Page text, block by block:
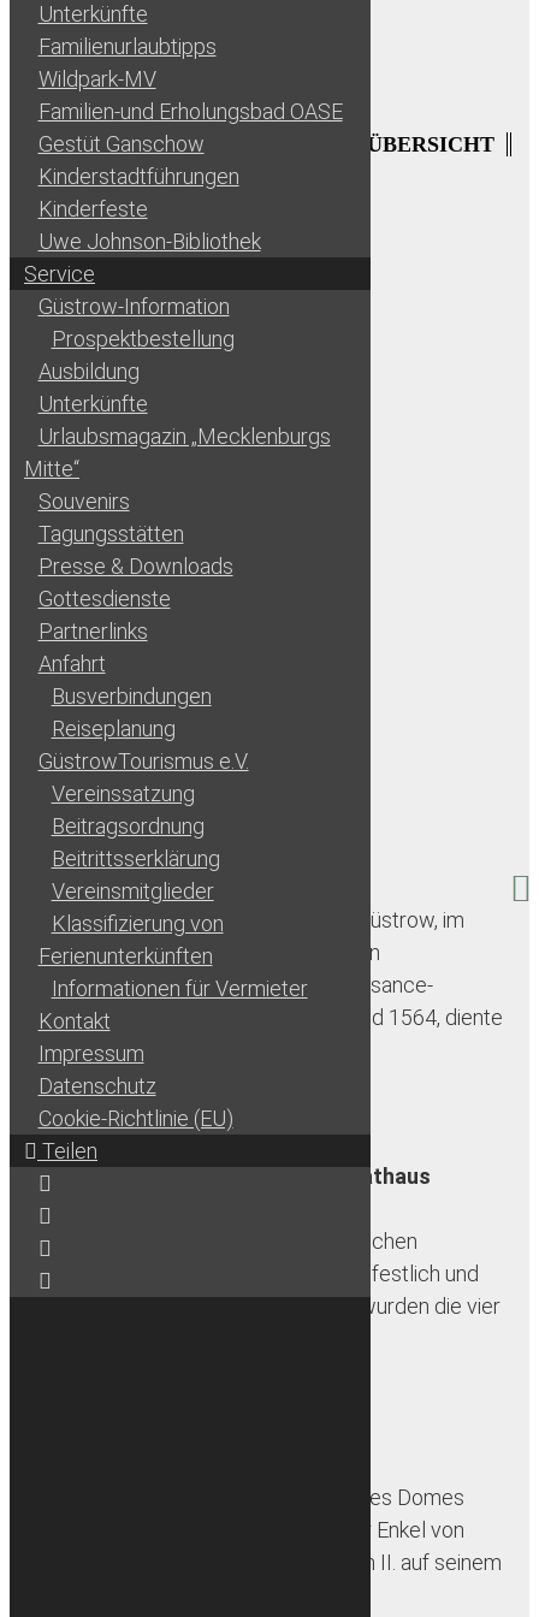
ZURÜCK ZUR ÜBERSICHT
Das Schloss Güstrow, im
Herzen Mecklenburgs gelegen, ist ein
beeindruckendes Beispiel der Renaissance-
Architektur. Erbaut zwischen 1558 und 1564, diente
es […]
mehr erfahren
Güstrower Rathaus
mecklenburgischen
Rathäuser des Klassizismus wirkt so festlich und
einladend wie das in Güstrow. 1798 wurden die vier
Mit dem Bau des Domes
wurde 1226 begonnen, nachdem der Enkel von
Heinrich dem Löwen, Heinrich Borwin II. auf seinem
Unterkünfte
Familienurlaubtipps
Wildpark-MV
Familien-und Erholungsbad OASE
Gestüt Ganschow
Kinderstadtführungen
Kinderfeste
Uwe Johnson-Bibliothek
Service
Güstrow-Information
Prospektbestellung
Ausbildung
Unterkünfte
Urlaubsmagazin „Mecklenburgs
Mitte“
Souvenirs
Tagungsstätten
Presse & Downloads
Gottesdienste
Partnerlinks
Anfahrt
Busverbindungen
Reiseplanung
GüstrowTourismus e.V.
Vereinssatzung
Beitragsordnung
Beitrittsserklärung
Vereinsmitglieder
Klassifizierung von
Ferienunterkünften
Informationen für Vermieter
Kontakt
Impressum
Datenschutz
Cookie-Richtlinie (EU)
Teilen